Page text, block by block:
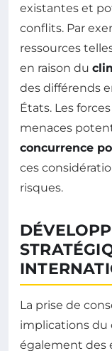
existantes et
conflits. Par
ressources
en raison du
des différends
États. Les
menaces
concurrence
ces
risques.
La prise de
implications
également des